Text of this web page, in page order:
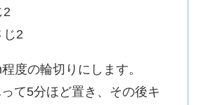
2
度の輪切りにします。
て5分ほど置き、その後キ